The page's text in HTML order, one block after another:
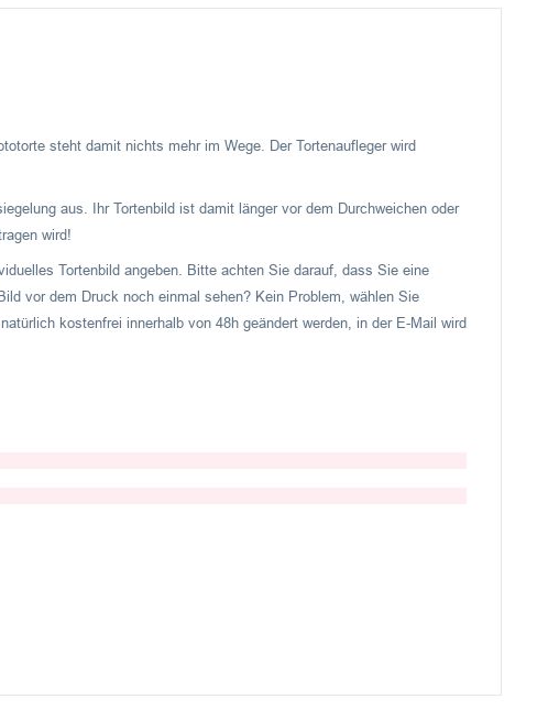
steht damit nichts mehr im Wege. Der Tortenaufleger wird
aus. Ihr Tortenbild ist damit länger vor dem Durchweichen oder
wird!
Tortenbild angeben. Bitte achten Sie darauf, dass Sie eine
vor dem Druck noch einmal sehen? Kein Problem, wählen Sie
kostenfrei innerhalb von 48h geändert werden, in der E-Mail wird